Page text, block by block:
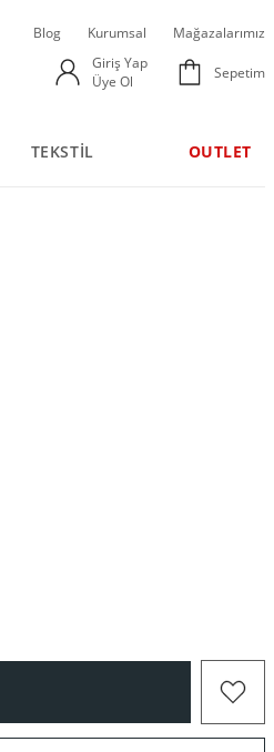
Blog Kurumsal
Mağazalarımız
Giriş Yap
Üye Ol
Sepetim
TEKSTİL OUTLET